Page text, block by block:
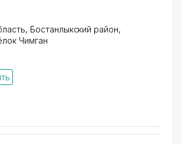
Бостанлыкский район,
Чимган